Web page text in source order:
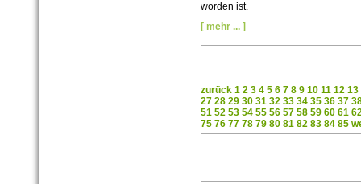
worden ist.
[ mehr ... ]
zurück 1 2 3 4 5 6 7 8 9 10 11 12 13
27 28 29 30 31 32 33 34 35 36 37
51 52 53 54 55 56 57 58 59 60 61
75 76 77 78 79 80 81 82 83 84 85